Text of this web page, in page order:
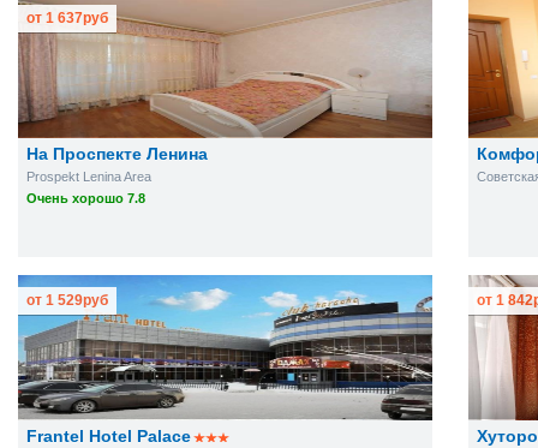
На Проспекте Ленина
Prospekt Lenina Area
Очень хорошо 7.8
от 1 637руб
Frantel Hotel Palace
от 1 529руб от 1 842